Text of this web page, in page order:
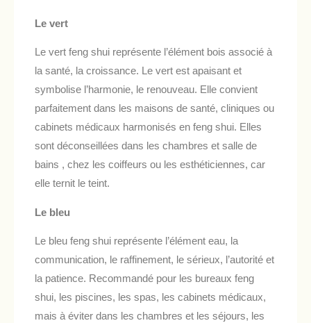
Le vert
Le vert feng shui représente l’élément bois associé à
la santé, la croissance. Le vert est apaisant et
symbolise l’harmonie, le renouveau. Elle convient
parfaitement dans les maisons de santé, cliniques ou
cabinets médicaux harmonisés en feng shui. Elles
sont déconseillées dans les chambres et salle de
bains , chez les coiffeurs ou les esthéticiennes, car
elle ternit le teint.
Le bleu
Le bleu feng shui représente l’élément eau, la
communication, le raffinement, le sérieux, l’autorité et
la patience. Recommandé pour les bureaux feng
shui, les piscines, les spas, les cabinets médicaux,
mais à éviter dans les chambres et les séjours, les